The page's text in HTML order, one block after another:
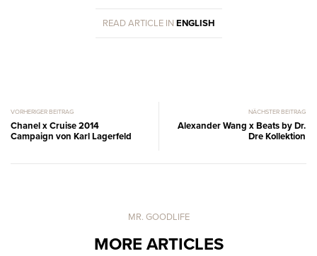
READ ARTICLE IN ENGLISH
VORHERIGER BEITRAG
Chanel x Cruise 2014
Campaign von Karl Lagerfeld
NÄCHSTER BEITRAG
Alexander Wang x Beats by Dr.
Dre Kollektion
MR. GOODLIFE
MORE ARTICLES